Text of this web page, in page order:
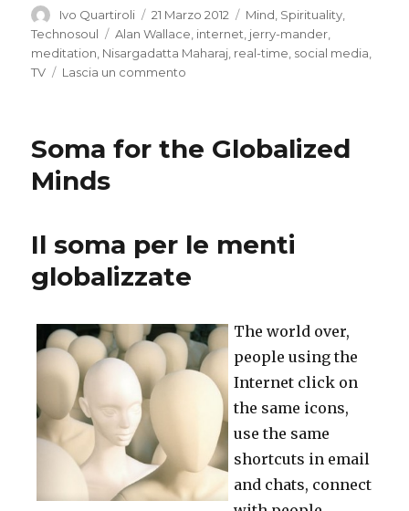
Autore
Ivo Quartiroli
Pubblicato
il
21 Marzo 2012 Categorie
Mind Spirituality
Technosoul
Tag
Alan Wallace internet jerry-mander
meditation Nisargadatta Maharaj real-time social media
TV
Lascia un commento
Internet:
Soma for the Globalized
Minds
Il soma per le menti
globalizzate
The world over,
people using the
Internet click on
the same icons,
use the same
shortcuts in email
and chats, connect